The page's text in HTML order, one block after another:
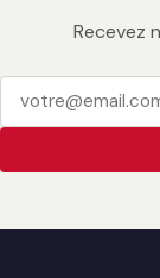
Recevez